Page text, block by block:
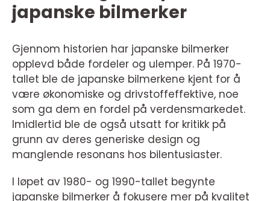
japanske bilmerker
Gjennom historien har japanske bilmerker
opplevd både fordeler og ulemper. På 1970-
tallet ble de japanske bilmerkene kjent for å
være økonomiske og drivstoffeffektive, noe
som ga dem en fordel på verdensmarkedet.
Imidlertid ble de også utsatt for kritikk på
grunn av deres generiske design og
manglende resonans hos bilentusiaster.
I løpet av 1980- og 1990-tallet begynte
japanske bilmerker å fokusere mer på kvalitet